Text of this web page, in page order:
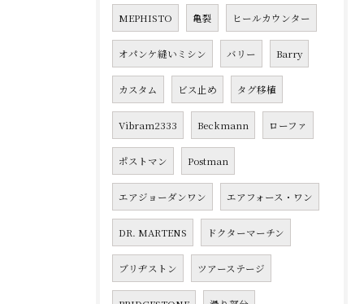
MEPHISTO 亀裂 ヒールカウンター
オパンケ縫いミシン バリー Barry
カスタム ビス止め タグ移植
Vibram2333 Beckmann ローファ
ポストマン Postman
エアジョーダンワン エアフォース・ワン
DR. MARTENS ドクターマーチン
ブリヂストン ツアーステージ